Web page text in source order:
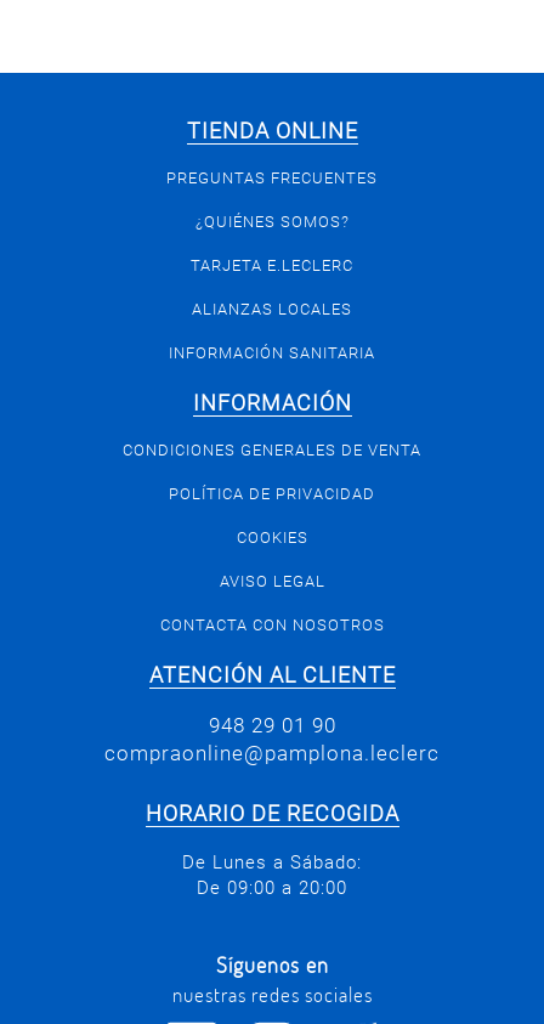
TIENDA ONLINE
PREGUNTAS FRECUENTES
¿QUIÉNES SOMOS?
TARJETA E.LECLERC
ALIANZAS LOCALES
INFORMACIÓN SANITARIA
INFORMACIÓN
CONDICIONES GENERALES DE VENTA
POLÍTICA DE PRIVACIDAD
COOKIES
AVISO LEGAL
CONTACTA CON NOSOTROS
ATENCIÓN AL CLIENTE
948 29 01 90
compraonline@pamplona.leclerc
HORARIO DE RECOGIDA
De Lunes a Sábado:
De 09:00 a 20:00
Síguenos en
nuestras redes sociales